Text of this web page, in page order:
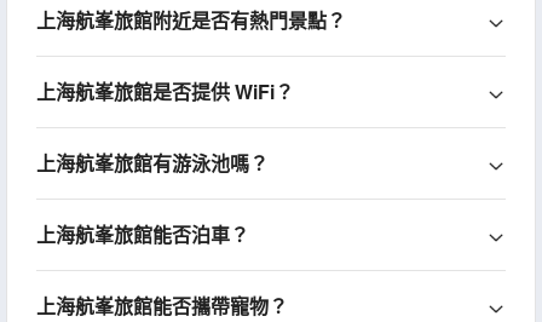
上海航峯旅館附近是否有熱門景點？
上海航峯旅館是否提供 WiFi？
上海航峯旅館有游泳池嗎？
上海航峯旅館能否泊車？
上海航峯旅館能否攜帶寵物？